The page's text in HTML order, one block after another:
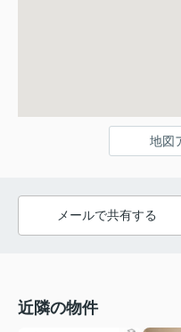
地図
メールで共有する
近隣の物件